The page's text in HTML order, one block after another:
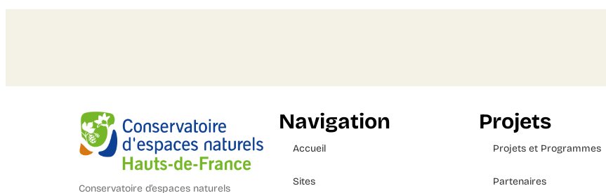
Conservatoire d’espaces naturels
Navigation
Accueil
Sites
Projets
Projets et Programmes
Partenaires